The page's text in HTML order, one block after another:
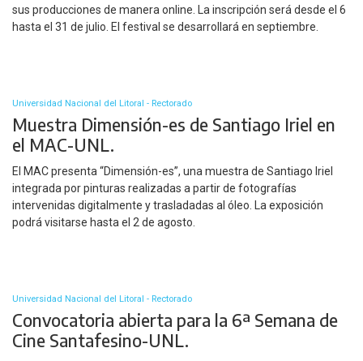
sus producciones de manera online. La inscripción será desde el 6
hasta el 31 de julio. El festival se desarrollará en septiembre.
Universidad Nacional del Litoral - Rectorado
Muestra Dimensión-es de Santiago Iriel en
el MAC-UNL.
El MAC presenta “Dimensión-es”, una muestra de Santiago Iriel
integrada por pinturas realizadas a partir de fotografías
intervenidas digitalmente y trasladadas al óleo. La exposición
podrá visitarse hasta el 2 de agosto.
Universidad Nacional del Litoral - Rectorado
Convocatoria abierta para la 6ª Semana de
Cine Santafesino-UNL.